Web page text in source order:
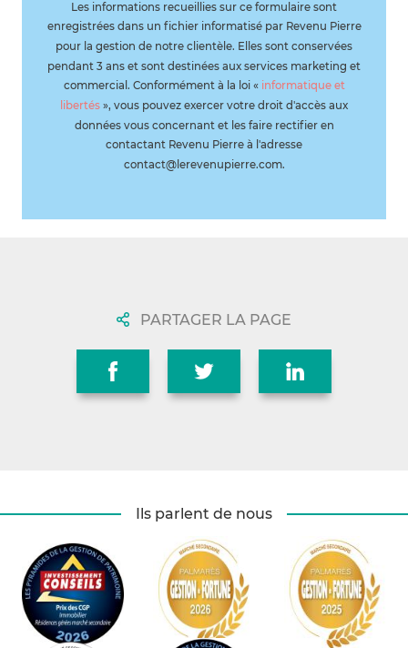
Les informations recueillies sur ce formulaire sont
enregistrées dans un fichier informatisé par Revenu Pierre
pour la gestion de notre clientèle. Elles sont conservées
pendant 3 ans et sont destinées aux services marketing et
commercial. Conformément à la loi « informatique et
libertés », vous pouvez exercer votre droit d'accès aux
données vous concernant et les faire rectifier en
contactant Revenu Pierre à l'adresse
contact@lerevenupierre.com.
PARTAGER LA PAGE
Ils parlent de nous